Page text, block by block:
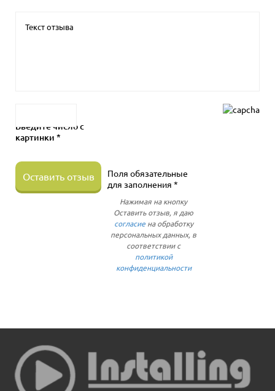
Введите число с
картинки *
Оставить отзыв
Поля обязательные
для заполнения *
Нажимая на кнопку
Оставить отзыв, я даю
согласиена обработку
персональных данных, в
соответствии с
политикой
конфиденциальности